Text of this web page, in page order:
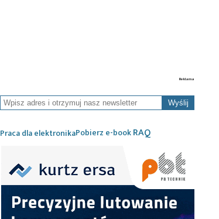
Wyślij
Praca dla elektronikaPobierz e-bookRAQ